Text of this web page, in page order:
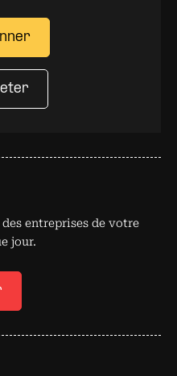
entreprises de votre
jour.